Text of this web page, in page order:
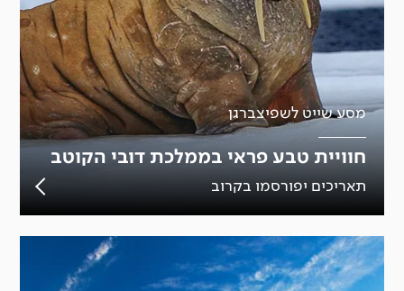
מסע שייט לשפיצברגן
חוויית טבע פראי בממלכת דובי הקוטב
תאריכים יפורסמו בקרוב